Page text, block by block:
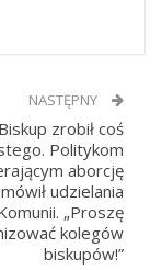
NASTĘPNY
Biskup zrobił coś
Politykom
aborcję
udzielania
„Proszę
kolegów
biskupów!”